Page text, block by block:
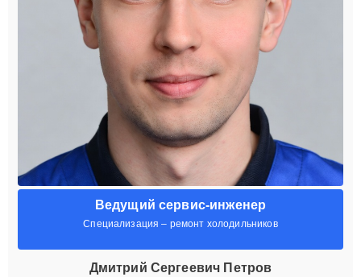
Ведущий сервис-инженер
Специализация – ремонт холодильников
Дмитрий Сергеевич Петров